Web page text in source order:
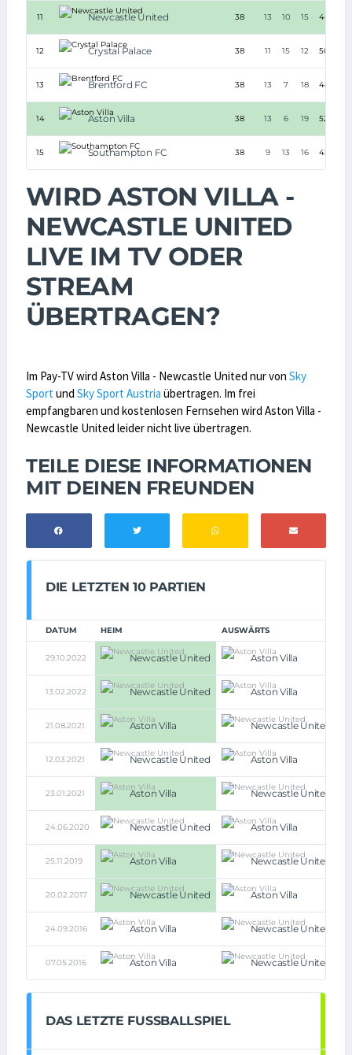
11 Newcastle United 38 13 10 15 44:62
12 Crystal Palace 38 11 15 12 50:46
13 Brentford FC 38 13 7 18 48:56
14 Aston Villa 38 13 6 19 52:54
15 Southampton FC 38 9 13 16 43:67
WIRD ASTON VILLA -
NEWCASTLE UNITED
LIVE IM TV ODER
STREAM
ÜBERTRAGEN?
Im Pay-TV wird Aston Villa - Newcastle United nur von Sky
Sportund Sky Sport Austria übertragen. Im frei
empfangbaren und kostenlosen Fernsehen wird Aston Villa -
Newcastle United leider nicht live übertragen.
TEILE DIESE INFORMATIONEN
MIT DEINEN FREUNDEN
DIE LETZTEN 10 PARTIEN
DATUM HEIM AUSWÄRTS
29.10.2022 Newcastle United Aston Villa
13.02.2022 Newcastle United Aston Villa
21.08.2021 Aston Villa Newcastle United
12.03.2021 Newcastle United Aston Villa
23.01.2021 Aston Villa Newcastle United
24.06.2020 Newcastle United Aston Villa
25.11.2019 Aston Villa Newcastle United
20.02.2017 Newcastle United Aston Villa
24.09.2016 Aston Villa Newcastle United
07.05.2016 Aston Villa Newcastle United
DAS LETZTE FUSSBALLSPIEL